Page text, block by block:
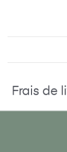
Frais de